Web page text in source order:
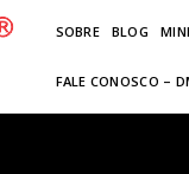
SOBRE BLOG
FALE CONOSCO –